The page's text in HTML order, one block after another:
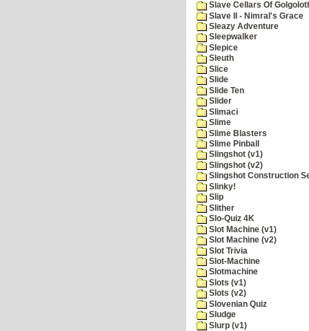
Slave Cellars Of
Slave II - Nimral's Grace
Sleazy Adventure
Sleepwalker
Slepice
Sleuth
Slice
Slide
Slide Ten
Slider
Slimaci
Slime
Slime Blasters
Slime Pinball
Slingshot (v1)
Slingshot (v2)
Slingshot Construction
Slinky!
Slip
Slither
Slo-Quiz 4K
Slot Machine (v1)
Slot Machine (v2)
Slot Trivia
Slot-Machine
Slotmachine
Slots (v1)
Slots (v2)
Slovenian Quiz
Sludge
Slurp (v1)